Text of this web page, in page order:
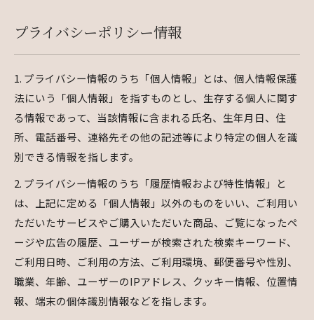
プライバシーポリシー情報
1. プライバシー情報のうち「個人情報」とは、個人情報保護
法にいう「個人情報」を指すものとし、生存する個人に関す
る情報であって、当該情報に含まれる氏名、生年月日、住
所、電話番号、連絡先その他の記述等により特定の個人を識
別できる情報を指します。
2. プライバシー情報のうち「履歴情報および特性情報」と
は、上記に定める「個人情報」以外のものをいい、ご利用い
ただいたサービスやご購入いただいた商品、ご覧になったペ
ージや広告の履歴、ユーザーが検索された検索キーワード、
ご利用日時、ご利用の方法、ご利用環境、郵便番号や性別、
職業、年齢、ユーザーのIPアドレス、クッキー情報、位置情
報、端末の個体識別情報などを指します。